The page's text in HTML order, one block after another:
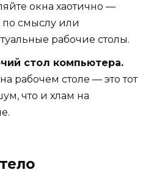
окна хаотично —
по смыслу или
рабочие столы.
стол компьютера.
рабочем столе — это тот
что и хлам на